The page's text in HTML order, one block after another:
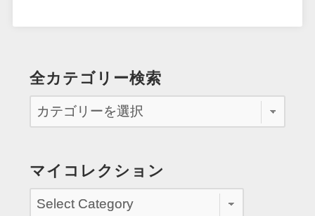
全カテゴリー検索
マイコレクション